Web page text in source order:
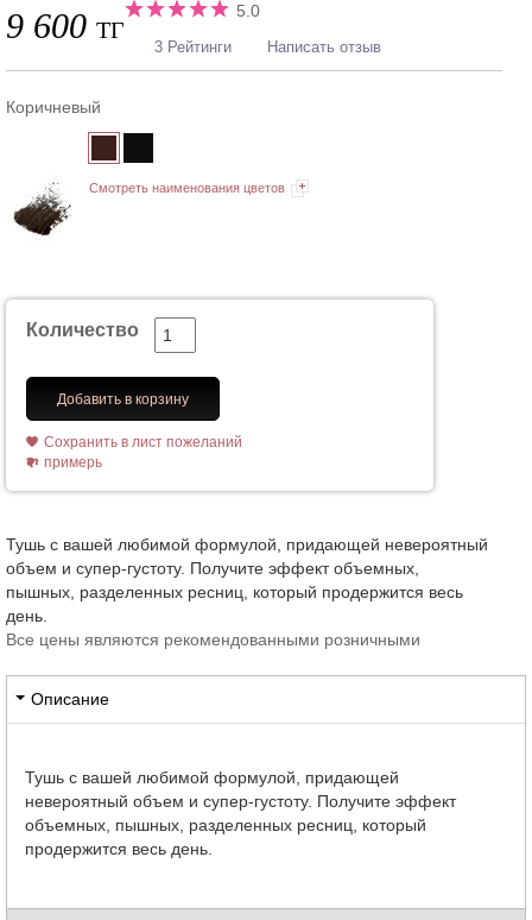
9 600 ТГ
5.0
3 Рейтинги Написать отзыв
Коричневый
Смотреть наименования цветов
Количество
Добавить в корзину
Сохранить в лист пожеланий
примерь
Тушь с вашей любимой формулой, придающей невероятный
объем и супер-густоту. Получите эффект объемных,
пышных, разделенных ресниц, который продержится весь
день.
Все цены являются рекомендованными розничными
Описание
Тушь с вашей любимой формулой, придающей
невероятный объем и супер-густоту. Получите эффект
объемных, пышных, разделенных ресниц, который
продержится весь день.